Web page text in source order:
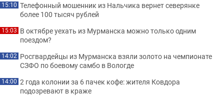
15:10 Телефонный мошенник из Нальчика вернет северянке
более 100 тысяч рублей
15:03 В октябре уехать из Мурманска можно только одним
поездом?
14:02 Росгвардейцы из Мурманска взяли золото на чемпионате
СЗФО по боевому самбо в Вологде
14:00 2 года колонии за 6 пачек кофе: жителя Ковдора
подозревают в краже